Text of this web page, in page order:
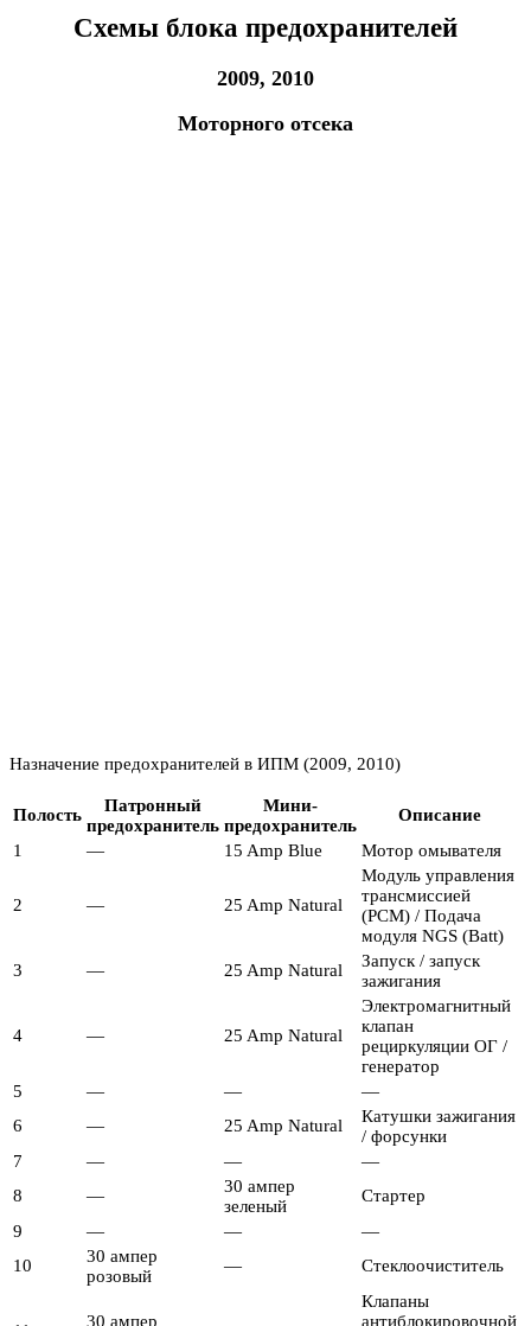
Схемы блока предохранителей
2009, 2010
Моторного отсека
Назначение предохранителей в ИПМ (2009, 2010)
Полость
Патронный
предохранитель
Мини-
предохранитель
Описание
1
— 15 Amp Blue Мотор омывателя
2 — 25 Amp Natural
Модуль управления
трансмиссией
(PCM) / Подача
модуля NGS (Batt)
3
— 25 Amp Natural
Запуск / запуск
зажигания
4 — 25 Amp Natural
Электромагнитный
клапан
рециркуляции ОГ /
генератор
5
— —
—
6
— 25 Amp Natural
Катушки зажигания
/ форсунки
7
— —
—
8
—
30 ампер
зеленый
Стартер
9
— —
—
10
30 ампер
розовый
— Стеклоочиститель
30 ампер
Клапаны
антиблокировочной